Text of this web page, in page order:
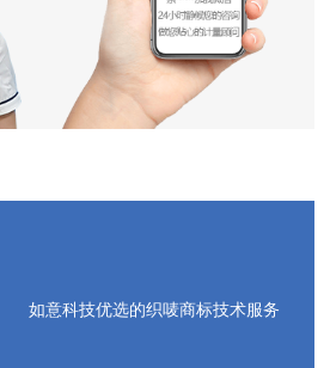
如意科技优选的织唛商标技术服务